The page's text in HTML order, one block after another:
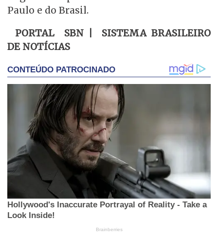
Paulo e do Brasil.
PORTAL SBN | SISTEMA BRASILEIRO
DE NOTÍCIAS